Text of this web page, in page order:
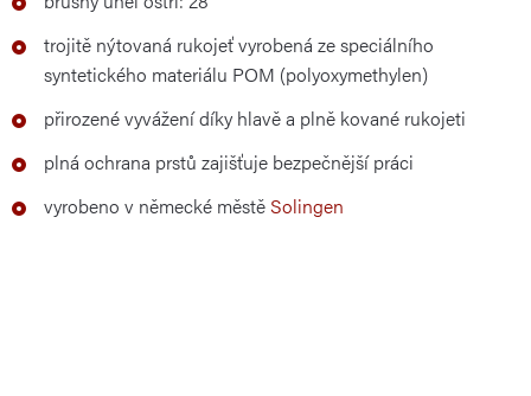
trojitě nýtovaná rukojeť vyrobená ze speciálního
syntetického materiálu POM (polyoxymethylen)
přirozené vyvážení díky hlavě a plně kované rukojeti
plná ochrana prstů zajišťuje bezpečnější práci
vyrobeno v německé městě Solingen